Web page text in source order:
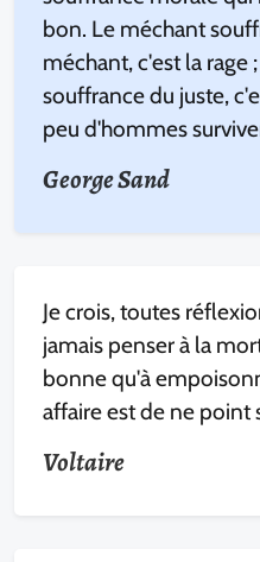
bon. Le méchant
méchant, c'est la rage
souffrance du juste,
peu d'hommes
George Sand
Je crois, toutes
jamais penser à la
bonne qu'à
affaire est de ne point
Voltaire